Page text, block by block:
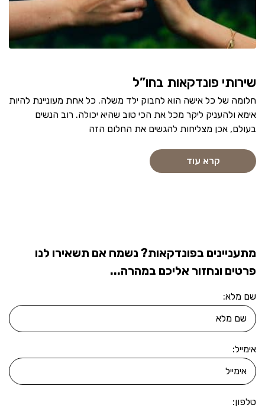
שירותי פונדקאות בחו”ל
חלומה של כל אישה הוא לחבוק ילד משלה. כל אחת מעוניינת להיות
אימא ולהעניק ליקר מכל את הכי טוב שהיא יכולה. רוב הנשים
בעולם, אכן מצליחות להגשים את החלום הזה
קרא עוד
מתעניינים בפונדקאות? נשמח אם תשאירו לנו
פרטים ונחזור אליכם במהרה...
שם מלא:
אימייל:
טלפון: